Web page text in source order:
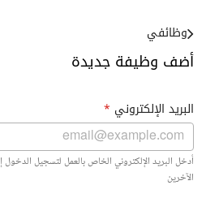
أضف وظيفة جديدة
وظائفي
البريد الإلكتروني *
أدخل البريد الإلكتروني الخاص بالعمل لتسجيل
الآخرين